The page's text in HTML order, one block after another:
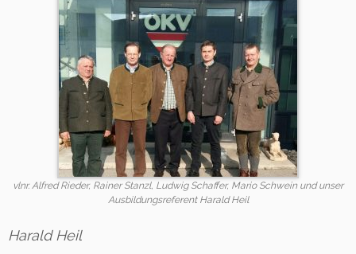
vlnr. Alfred Rieder, Rainer Stanzl, Ludwig Schaffer, Mario Schwein und unser
Ausbildungsreferent Harald Heil
Harald Heil